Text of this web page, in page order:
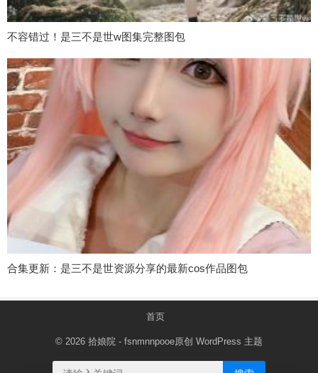
不容错过！是三不是世w图集完整图包
合集更新：是三不是世资源分享的最新cos作品图包
首页
© 2026 拾娘院 - fsnmnnpooe原创 WordPress 主题